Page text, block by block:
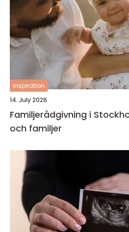
inspiration
14. July 2026
Familjerådgivning i
och familjer